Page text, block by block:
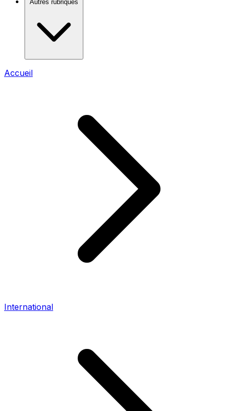
Autres rubriques
Accueil
International